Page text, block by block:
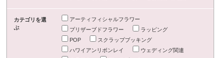
カテゴリを選
ぶ
アーティフィシャルフラワー
プリザーブドフラワー
ラッピング
POP
スクラップブッキング
ハワイアンリボンレイ
ウェディング関連